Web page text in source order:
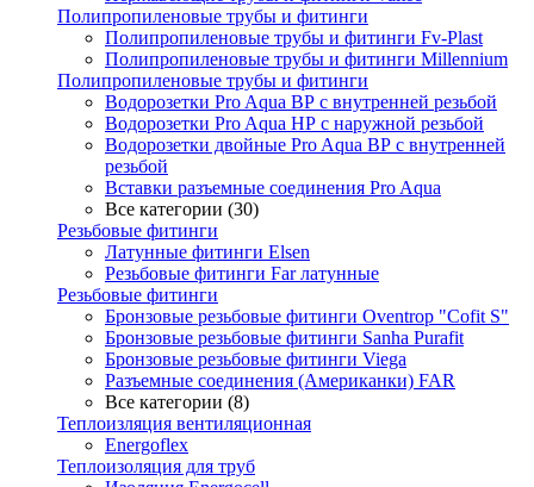
Полипропиленовые трубы и фитинги
Полипропиленовые трубы и фитинги Fv-Plast
Полипропиленовые трубы и фитинги Millennium
Полипропиленовые трубы и фитинги
Водорозетки Pro Aqua ВР с внутренней резьбой
Водорозетки Pro Aqua НР с наружной резьбой
Водорозетки двойные Pro Aqua ВР с внутренней
резьбой
Вставки разъемные соединения Pro Aqua
Все категории (30)
Резьбовые фитинги
Латунные фитинги Elsen
Резьбовые фитинги Far латунные
Резьбовые фитинги
Бронзовые резьбовые фитинги Oventrop "Cofit S"
Бронзовые резьбовые фитинги Sanha Purafit
Бронзовые резьбовые фитинги Viega
Разъемные соединения (Американки) FAR
Все категории (8)
Теплоизляция вентиляционная
Energoflex
Теплоизоляция для труб